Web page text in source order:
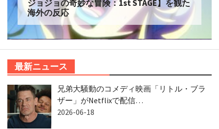
Netflix実写【ONE PIECE】シーズン2 を観た
海外の反応
最新ニュース
兄弟大騒動のコメディ映画「リトル・ブラ
ザー」がNetflixで配信…